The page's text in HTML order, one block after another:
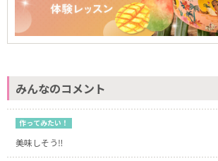
みんなのコメント
作ってみたい！
美味しそう‼️